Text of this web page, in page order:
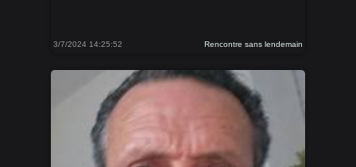
3/7/2024 14:25:52 Rencontre sans lendemain